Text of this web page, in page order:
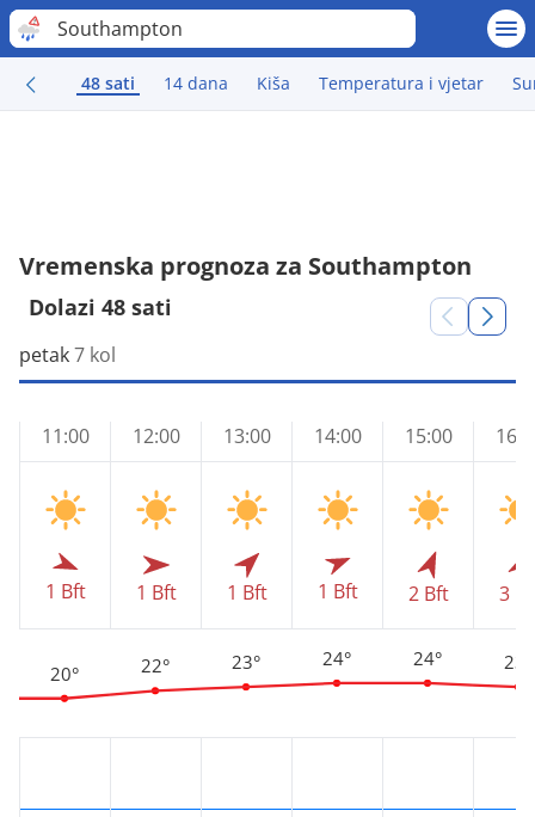
Southampton
48 sati 14 dana Kiša Temperatura i vjetar
Vremenska prognoza za Southampton
Dolazi 48 sati
petak7 kol
11:00
1 Bft
20°
12:00
1 Bft
22°
13:00
1 Bft
23°
14:00
1 Bft
24°
15:00
2 Bft
24°
3
23°